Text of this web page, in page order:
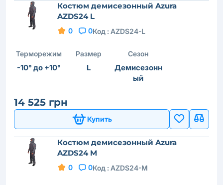
Костюм демисезонный Azura
AZDS24 L
0 0Код : AZDS24-L
Терморежим
-10° до +10°
Размер
L
Сезон
Демисезонн
ый
14 525 грн
Купить
Костюм демисезонный Azura
AZDS24 M
0 0Код : AZDS24-M